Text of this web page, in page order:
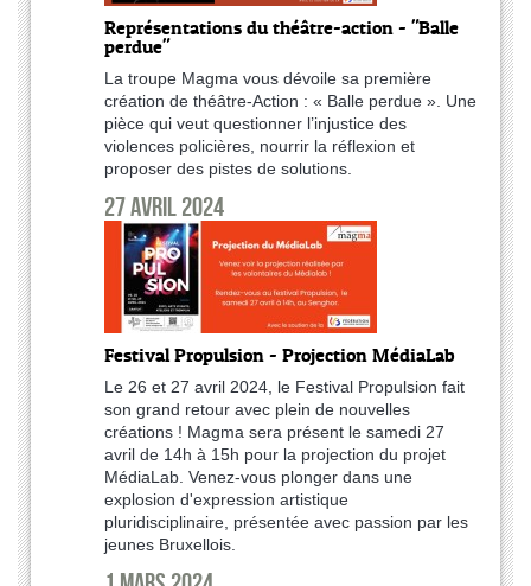
Représentations du théâtre-action - "Balle
perdue"
La troupe Magma vous dévoile sa première
création de théâtre-Action : « Balle perdue ». Une
pièce qui veut questionner l’injustice des
violences policières, nourrir la réflexion et
proposer des pistes de solutions.
27 avril 2024
Festival Propulsion - Projection MédiaLab
Le 26 et 27 avril 2024, le Festival Propulsion fait
son grand retour avec plein de nouvelles
créations ! Magma sera présent le samedi 27
avril de 14h à 15h pour la projection du projet
MédiaLab. Venez-vous plonger dans une
explosion d'expression artistique
pluridisciplinaire, présentée avec passion par les
jeunes Bruxellois.